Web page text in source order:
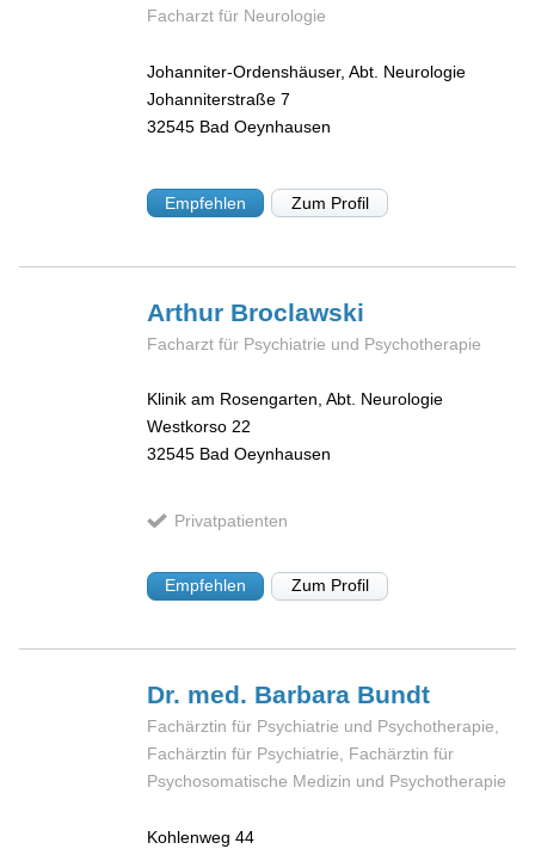
Facharzt für Neurologie
Johanniter-Ordenshäuser, Abt. Neurologie
Johanniterstraße 7
32545 Bad Oeynhausen
Empfehlen Zum Profil
Arthur Broclawski
Facharzt für Psychiatrie und Psychotherapie
Klinik am Rosengarten, Abt. Neurologie
Westkorso 22
32545 Bad Oeynhausen
Privatpatienten
Empfehlen Zum Profil
Dr. med. Barbara Bundt
Fachärztin für Psychiatrie und Psychotherapie,
Fachärztin für Psychiatrie, Fachärztin für
Psychosomatische Medizin und Psychotherapie
Kohlenweg 44